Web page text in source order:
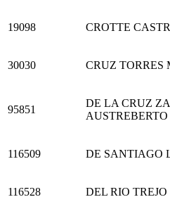
19098 CROTTE
30030 CRUZ TORRES
95851
DE LA CRUZ
AUSTREBERTO
116509 DE SANTIAGO
116528 DEL RIO